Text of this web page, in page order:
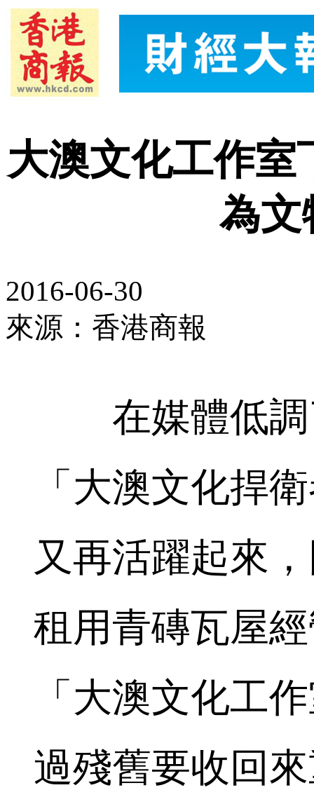
大澳文化工作室
為文
2016-06-30
來源：香港商報
在媒體低調
「大澳文化捍
又再活躍起來
租用青磚瓦屋
「大澳文化工
過殘舊要收回